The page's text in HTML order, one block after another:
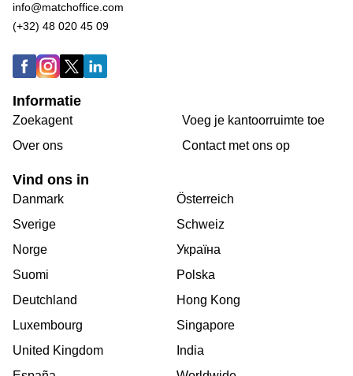
info@matchoffice.com
(+32) 48 020 45 09
Informatie
Zoekagent
Over ons
Voeg je kantoorruimte toe
Сontact met ons op
Vind ons in
Danmark
Sverige
Norge
Suomi
Deutchland
Luxembourg
United Kingdom
Österreich
Schweiz
Україна
Polska
Hong Kong
Singapore
India